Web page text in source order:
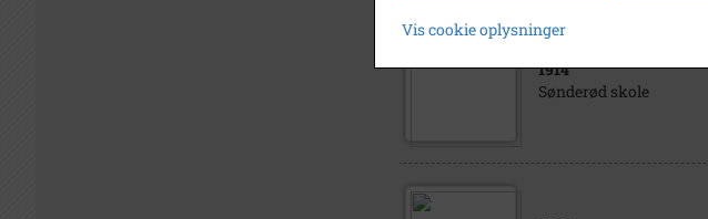
1914
Sønderød skole
Vis cookie oplysninger